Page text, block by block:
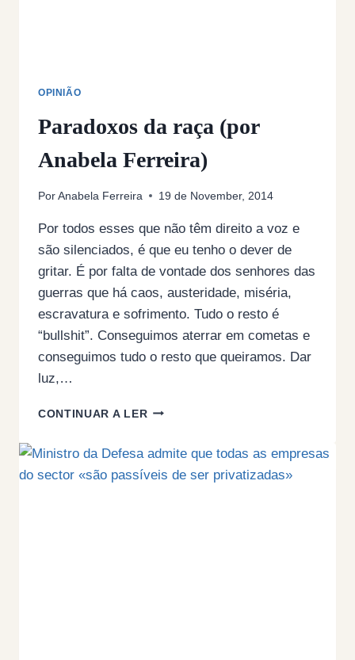
OPINIÃO
Paradoxos da raça (por
Anabela Ferreira)
Por Anabela Ferreira 19 de November, 2014
Por todos esses que não têm direito a voz e
são silenciados, é que eu tenho o dever de
gritar. É por falta de vontade dos senhores das
guerras que há caos, austeridade, miséria,
escravatura e sofrimento. Tudo o resto é
“bullshit”. Conseguimos aterrar em cometas e
conseguimos tudo o resto que queiramos. Dar
luz,…
CONTINUAR A LERPARADOXOS
(POR
ANABELA